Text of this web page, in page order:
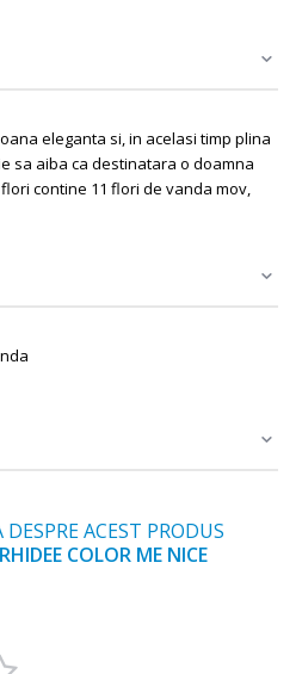
eleganta si, in acelasi timp plina
sa aiba ca destinatara o doamna
contine 11 flori de vanda mov,
ACEST PRODUS
COLOR ME NICE